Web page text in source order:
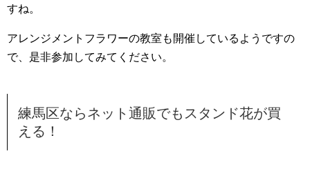
すね。
アレンジメントフラワーの教室も開催しているようですの
で、是非参加してみてください。
練馬区ならネット通販でもスタンド花が買
える！